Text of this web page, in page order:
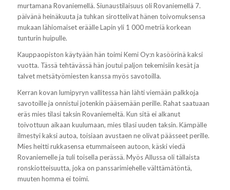
murtamana Rovaniemellä. Siunaustilaisuus oli Rovaniemellä 7.
päivänä heinäkuuta ja tuhkan sirottelivat hänen toivomuksensa
mukaan lähiomaiset eräälle Lapin yli 1 000 metriä korkean
tunturin huipulle.
Kauppaopiston käytyään hän toimi Kemi Oy:n kasöörinä kaksi
vuotta. Tässä tehtävässä hän joutui paljon tekemisiin kesät ja
talvet metsätyömiesten kanssa myös savotoilla.
Kerran kovan lumipyryn vallitessa hän lähti viemään palkkoja
savotoille ja onnistui jotenkin pääsemään perille. Rahat saatuaan
eräs mies tilasi taksin Rovaniemeltä. Kun sitä ei alkanut
toivottuun aikaan kuulumaan, mies tilasi uuden taksin. Kämpälle
ilmestyi kaksi autoa, toisiaan avustaen ne olivat päässeet perille.
Mies heitti rukkasensa etummaiseen autoon, käski viedä
Rovaniemelle ja tuli toisella perässä. Myös Allussa oli tällaista
ronskiotteisuutta, joka on panssarimiehelle välttämätöntä,
muuten homma ei toimi.